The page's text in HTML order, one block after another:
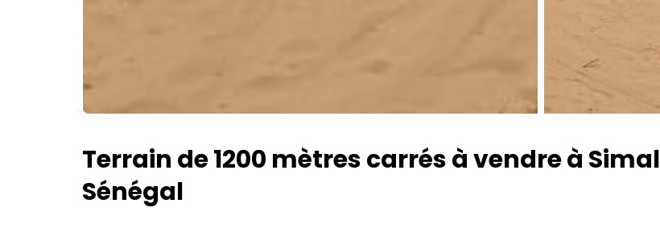
Terrain de 1200 mètres carrés à vendre à Simal
Sénégal